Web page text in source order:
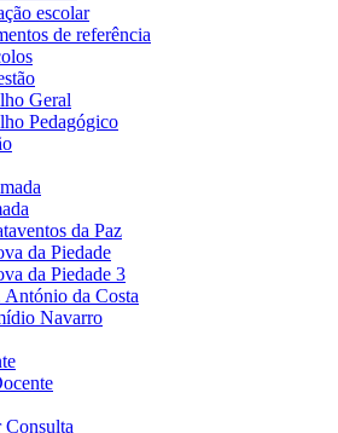
escolar
de referência
Geral
Pedagógico
da Paz
da Piedade
da Piedade 3
da Costa
Navarro
Consulta